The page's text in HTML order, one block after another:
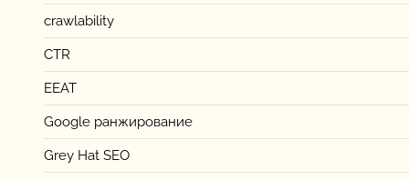
crawlability
CTR
EEAT
Google ранжирование
Grey Hat SEO